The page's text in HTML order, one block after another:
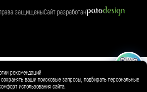
в корзину ✓
защищеныСайт разработан
рекомендаций
ваши поисковые запросы, подбирать персональные
использования сайта.
БАРСИ ИИ